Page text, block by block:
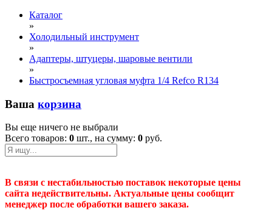
Каталог
»
Холодильный инструмент
»
Адаптеры, штуцеры, шаровые вентили
»
Быстросъемная угловая муфта 1/4 Refco R134
Ваша корзина
Вы еще ничего не выбрали
Всего товаров: 0 шт., на сумму: 0 руб.
В связи с нестабильностью поставок некоторые цены
сайта недействительны. Актуальные цены сообщит
менеджер после обработки вашего заказа.